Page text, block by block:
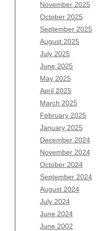
November 2025
October 2025
September 2025
August 2025
July 2025
June 2025
May 2025
April 2025
March 2025
February 2025
January 2025
December 2024
November 2024
October 2024
September 2024
August 2024
July 2024
June 2024
June 2002
August 2026
July 2026
June 2026
May 2026
April 2026
March 2026
February 2026
January 2026
December 2025
November 2025
October 2025
September 2025
August 2025
July 2025
June 2025
May 2025
April 2025
March 2025